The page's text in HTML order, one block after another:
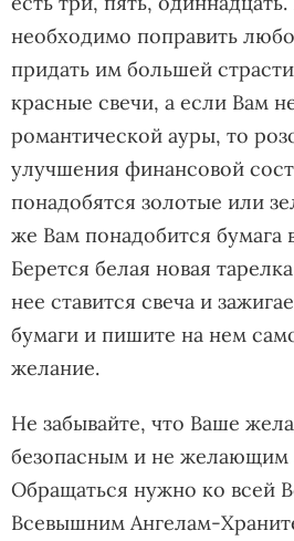
необходимо поправить
придать им большей
красные свечи, а если Вам
романтической ауры, то
улучшения финансовой
понадобятся золотые или
же Вам понадобится бумага
Берется белая новая
нее ставится свеча и
бумаги и пишите на нем
желание.
Не забывайте, что Ваше
безопасным и не желающим
Обращаться нужно ко всей
Всевышним Ангелам-